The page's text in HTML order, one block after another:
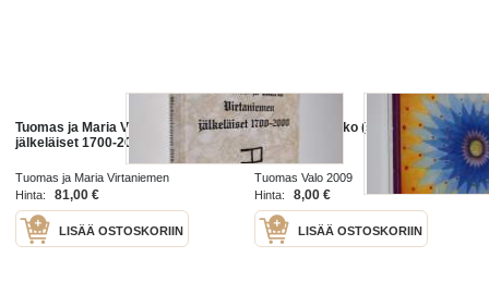
Tuomas ja Maria Virtaniemen
jälkeläiset 1700-2000
Tuomas ja Maria Virtaniemen
sukutoimikunta 2001
Hinta: 81,00 €
LISÄÄ OSTOSKORIIN
Sisäinen aurinko (signeerattu)
Tuomas Valo 2009
Hinta:
8,00 €
LISÄÄ OSTOSKORIIN